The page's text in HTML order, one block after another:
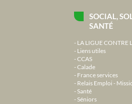
SOCIAL,
SANTÉ
LA LIGUE CONTRE
Liens utiles
CCAS
Calade
France services
Relais Emploi -
Santé
Séniors